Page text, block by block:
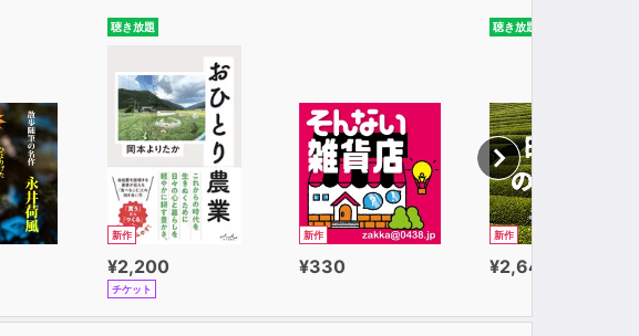
聴き放題
新作
¥2,200
チケット
新作
¥330
聴き放題
新作
¥2,640